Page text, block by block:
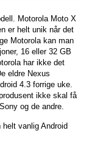
Motorola Moto X
er helt unik når det
Motorola kan man
16 eller 32 GB
har ikke det
eldre Nexus
4.3 forrige uke.
ikke skal få
og de andre.
vanlig Android